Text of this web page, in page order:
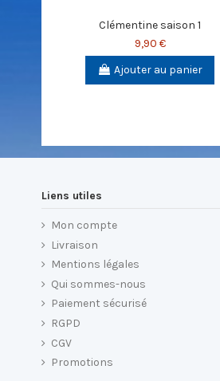
Clémentine saison 1
9,90 €
Ajouter au panier
Liens utiles
Mon compte
Livraison
Mentions légales
Qui sommes-nous
Paiement sécurisé
RGPD
CGV
Promotions